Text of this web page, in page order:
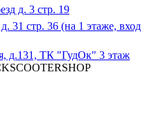
д. 3 стр. 19
31 стр. 36 (на 1 этаже, вход
д.131, ТК "ГудОк" 3 этаж